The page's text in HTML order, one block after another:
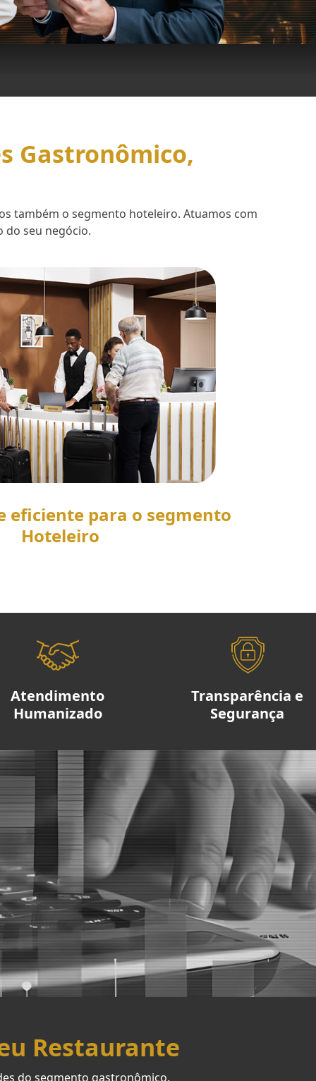
Gastronômico,
também o segmento hoteleiro. Atuamos com
do seu negócio.
eficiente para o segmento
Hoteleiro
Atendimento
Humanizado
Transparência e
Segurança
Restaurante
do segmento gastronômico.